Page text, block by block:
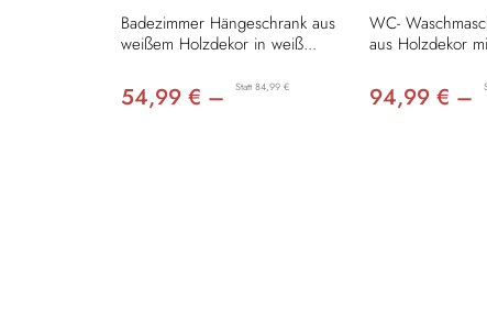
Badezimmer Hängeschrank aus
weißem Holzdekor in weiß...
54,99 € – Statt 84,99 €
WC-
aus Holzdekor
94,99 € –